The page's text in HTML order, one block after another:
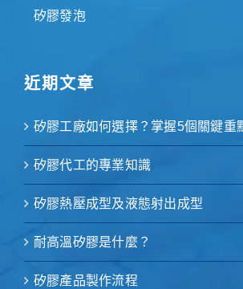
矽膠發泡
近期文章
矽膠工廠如何選擇？掌握5個關鍵重
矽膠代工的專業知識
矽膠熱壓成型及液態射出成型
耐高溫矽膠是什麼？
矽膠產品製作流程